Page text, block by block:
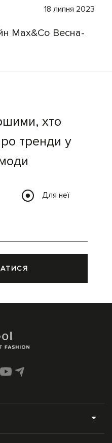
18 липня 2023
Max&Co Весна-
хто
тренди у
Для неї